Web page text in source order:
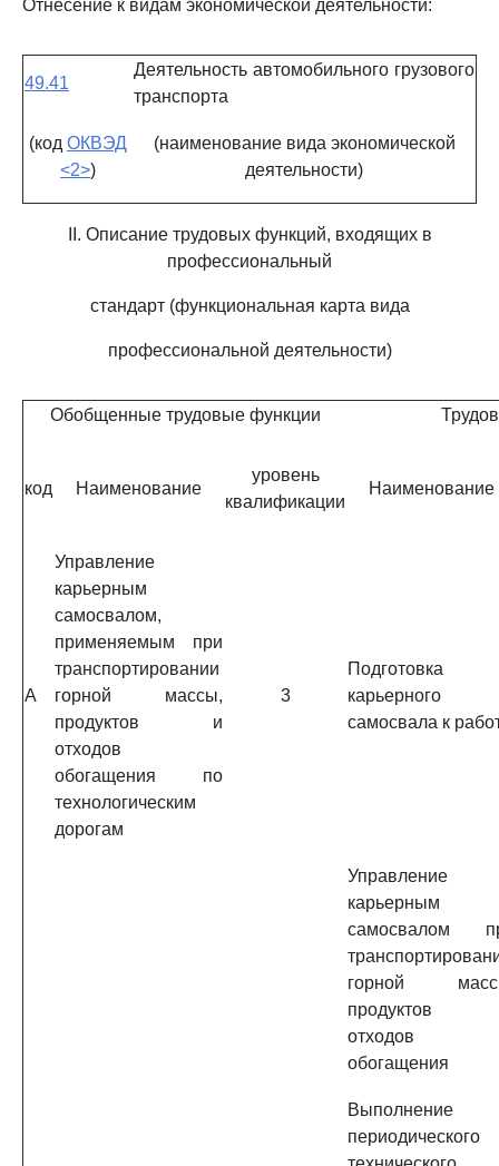
Отнесение к видам экономической деятельности:
49.41
Деятельность автомобильного грузового
транспорта
(код ОКВЭД
<2>)
(наименование вида экономической
деятельности)
II. Описание трудовых функций, входящих в
профессиональный
стандарт (функциональная карта вида
профессиональной деятельности)
Обобщенные трудовые функции
код Наименование
уровень
квалификации
Наименование
A
Управление
карьерным
самосвалом,
применяемым при
транспортировании
горной массы,
продуктов и
отходов
обогащения по
технологическим
дорогам
3
Подготовка
карьерного
самосвала к
Управление
карьерным
самосвалом
горной
продуктов
отходов
обогащения
Выполнение
периодического